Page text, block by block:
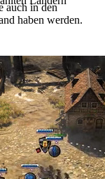
auch in den
haben werden.